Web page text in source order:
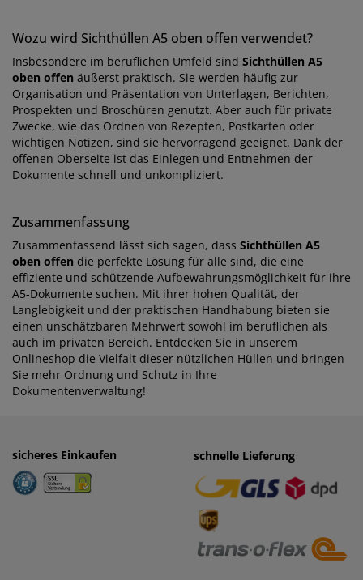
Wozu wird Sichthüllen A5 oben offen verwendet?
Insbesondere im beruflichen Umfeld sind Sichthüllen A5
oben offen äußerst praktisch. Sie werden häufig zur
Organisation und Präsentation von Unterlagen, Berichten,
Prospekten und Broschüren genutzt. Aber auch für private
Zwecke, wie das Ordnen von Rezepten, Postkarten oder
wichtigen Notizen, sind sie hervorragend geeignet. Dank der
offenen Oberseite ist das Einlegen und Entnehmen der
Dokumente schnell und unkompliziert.
Zusammenfassung
Zusammenfassend lässt sich sagen, dass Sichthüllen A5
oben offen die perfekte Lösung für alle sind, die eine
effiziente und schützende Aufbewahrungsmöglichkeit für ihre
A5-Dokumente suchen. Mit ihrer hohen Qualität, der
Langlebigkeit und der praktischen Handhabung bieten sie
einen unschätzbaren Mehrwert sowohl im beruflichen als
auch im privaten Bereich. Entdecken Sie in unserem
Onlineshop die Vielfalt dieser nützlichen Hüllen und bringen
Sie mehr Ordnung und Schutz in Ihre
Dokumentenverwaltung!
sicheres Einkaufen einfaches Zahlen
· Rechnung
· Vorkasse
schnelle Lieferung